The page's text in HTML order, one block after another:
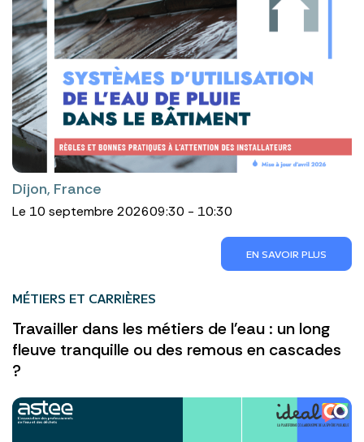
Dijon, France
Le 10 septembre 202609:30 - 10:30
EN SAVOIR PLUS
MÉTIERS ET CARRIÈRES
Travailler dans les métiers de l'eau : un long
fleuve tranquille ou des remous en cascades
?